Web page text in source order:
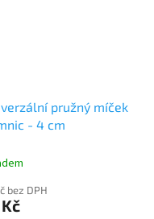
pružný míček
- 4 cm
bez DPH